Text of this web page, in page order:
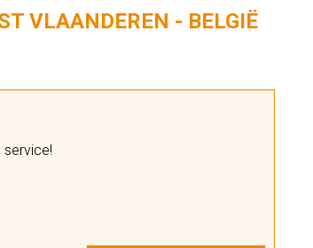
VLAANDEREN - BELGIË